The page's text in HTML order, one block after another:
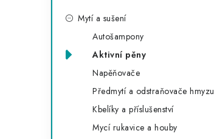
Mytí a sušení
Autošampony
Aktivní pěny
Napěňovače
Předmytí a odstraňovače hmyzu
Kbelíky a příslušenství
Mycí rukavice a houby